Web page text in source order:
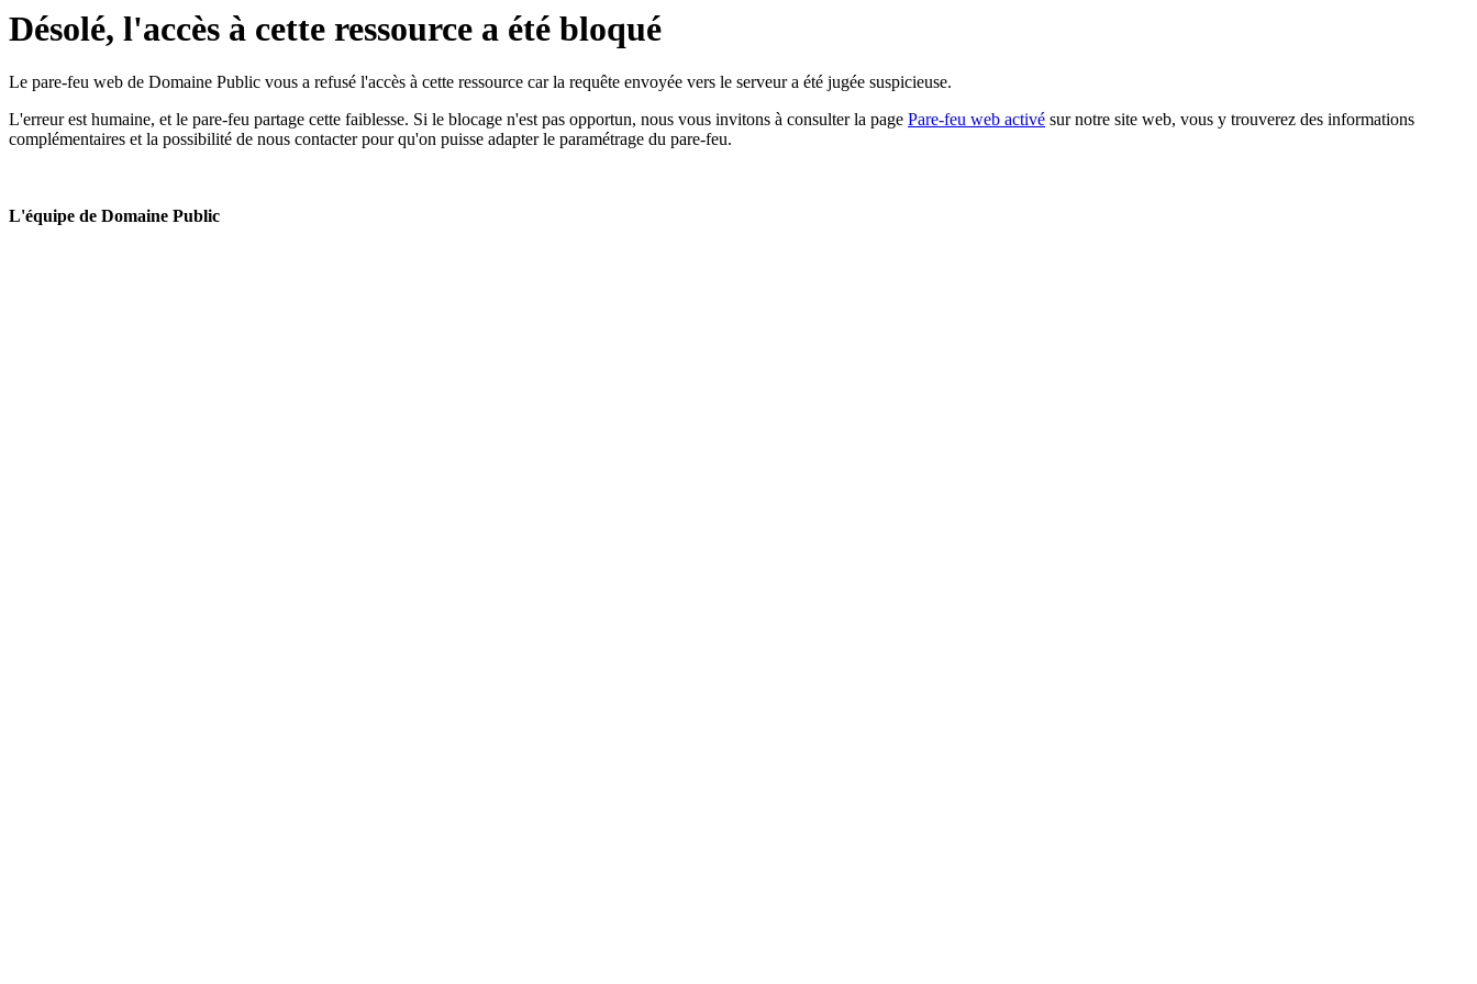
Désolé, l'accès à cette ressource a été bloqué
Le pare-feu web de Domaine Public vous a refusé l'accès à cette ressource car la requête envoyée vers le serveur a été jugée suspicieuse.
L'erreur est humaine, et le pare-feu partage cette faiblesse. Si le blocage n'est pas opportun, nous vous invitons à consulter la page Pare-feu web activé sur notre site web, vous y trouverez des informations
complémentaires et la possibilité de nous contacter pour qu'on puisse adapter le paramétrage du pare-feu.
L'équipe de Domaine Public